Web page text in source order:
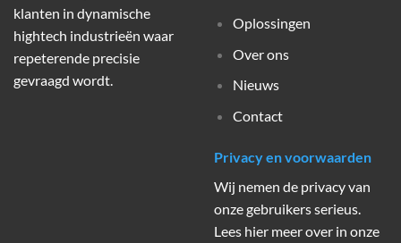
klanten in dynamische
hightech industrieën waar
repeterende precisie
gevraagd wordt.
Oplossingen
Over ons
Nieuws
Contact
Privacy en voorwaarden
Wij nemen de privacy van
onze gebruikers serieus.
Lees hier meer over in onze